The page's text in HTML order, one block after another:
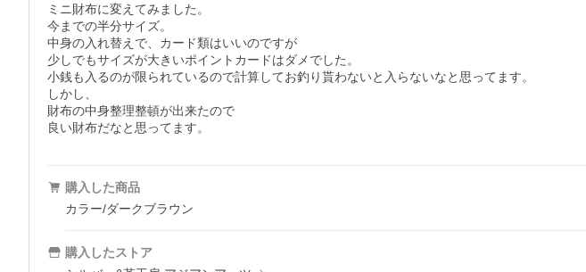
ミニ財布に変えてみました。
今までの半分サイズ。
中身の入れ替えで、カード類はいいのですが
少しでもサイズが大きいポイントカードはダメでした。
小銭も入るのが限られているので計算してお釣り貰わないと入らないなと思ってます。
しかし、
財布の中身整理整頓が出来たので
良い財布だなと思ってます。
購入した商品
カラー/ダークブラウン
購入したストア